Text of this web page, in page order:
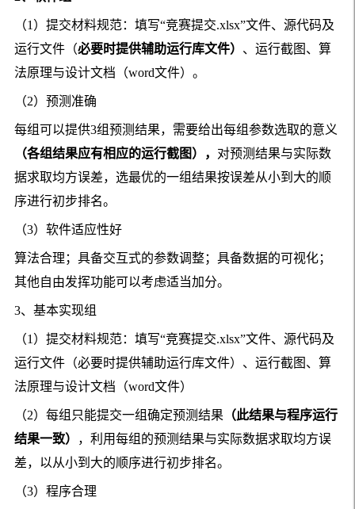
（1 ）提交材料规范：填写“竞赛提交.xlsx”文件、源代码及
运行文件（必要时提供辅助运行库文件） 、运行截图、算
法原理与设计文档（word文件）。
（2）预测准确
每组可以提供3组预测结果，需要给出每组参数选取的意义
（各组结果应有相应的运行截图）， 对预测结果与实际数
据求取均方误差，选最优的一组结果按误差从小到大的顺
序进行初步排名。
（3）软件适应性好
算法合理；具备交互式的参数调整；具备数据的可视化；
其他自由发挥功能可以考虑适当加分。
3、基本实现组
（1 ）提交材料规范： 填写“竞赛提交.xlsx”文件、源代码及
运行文件（必要时提供辅助运行库文件）、运行截图、算
法原理与设计文档（word文件）
（2）每组只能提交一组确定预测结果 （此结果与程序运行
结果一致）
，利用每组的预测结果与实际数据求取均方误
差，以从小到大的顺序进行初步排名。
（3）程序合理